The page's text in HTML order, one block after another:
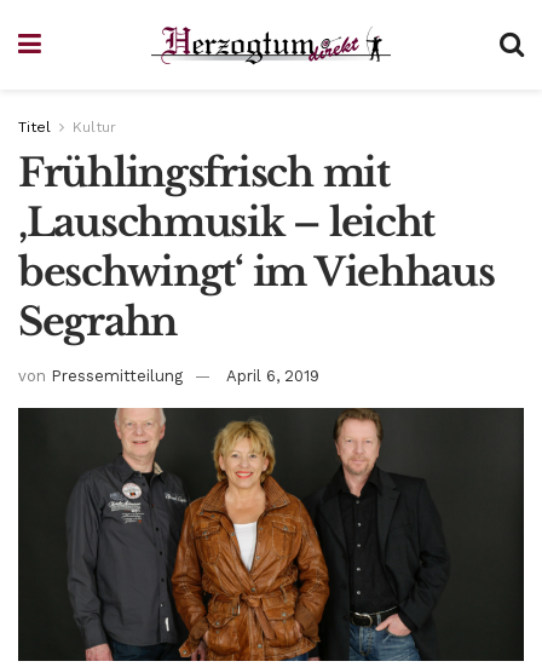
Titel Kultur
Frühlingsfrisch mit
‚Lauschmusik – leicht
beschwingt‘ im Viehhaus
Segrahn
von Pressemitteilung April 6, 2019